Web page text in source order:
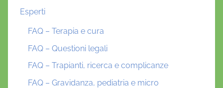
Esperti
FAQ – Terapia e cura
FAQ – Questioni legali
FAQ – Trapianti, ricerca e complicanze
FAQ – Gravidanza, pediatria e micro